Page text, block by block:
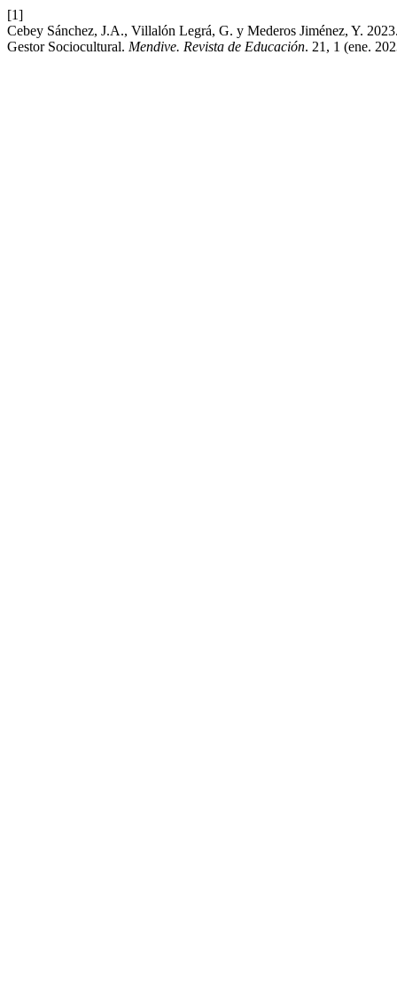
[1]
Cebey Sánchez, J.A., Villalón Legrá, G. y Mederos Jiménez, Y.
Gestor Sociocultural. Mendive. Revista de Educación. 21, 1 (ene.